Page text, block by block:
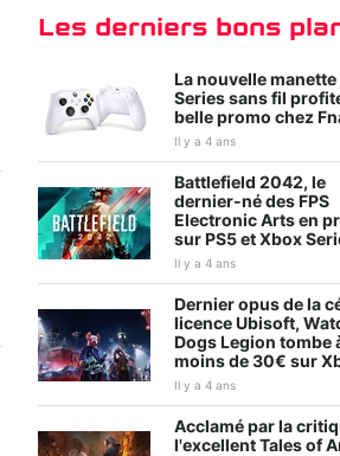
Les derniers bons
La nouvelle
Series sans fil
belle promo chez
Il y a 4 ans
Battlefield 2042, le
dernier-né des FPS
Electronic Arts en
sur PS5 et Xbox
Il y a 4 ans
Dernier opus de la
licence Ubisoft,
Dogs Legion tombe
moins de 30€ sur
Il y a 4 ans
Acclamé par la
l'excellent Tales of